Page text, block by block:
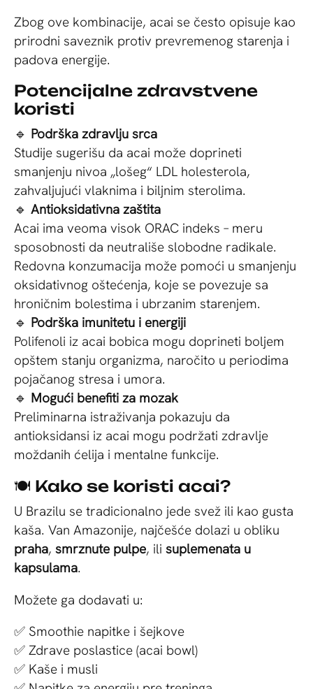
Zbog ove kombinacije, acai se često opisuje kao
prirodni saveznik protiv prevremenog starenja i
padova energije.
Potencijalne zdravstvene
koristi
🔹 Podrška zdravlju srca
Studije sugerišu da acai može doprineti
smanjenju nivoa „lošeg“ LDL holesterola,
zahvaljujući vlaknima i biljnim sterolima.
🔹 Antioksidativna zaštita
Acai ima veoma visok ORAC indeks – meru
sposobnosti da neutrališe slobodne radikale.
Redovna konzumacija može pomoći u smanjenju
oksidativnog oštećenja, koje se povezuje sa
hroničnim bolestima i ubrzanim starenjem.
🔹 Podrška imunitetu i energiji
Polifenoli iz acai bobica mogu doprineti boljem
opštem stanju organizma, naročito u periodima
pojačanog stresa i umora.
🔹 Mogući benefiti za mozak
Preliminarna istraživanja pokazuju da
antioksidansi iz acai mogu podržati zdravlje
moždanih ćelija i mentalne funkcije.
🍽 Kako se koristi acai?
U Brazilu se tradicionalno jede svež ili kao gusta
kaša. Van Amazonije, najčešće dolazi u obliku
praha, smrznute pulpe, ili suplemenata u
kapsulama.
Možete ga dodavati u:
✅ Smoothie napitke i šejkove
✅ Zdrave poslastice (acai bowl)
✅ Kaše i musli